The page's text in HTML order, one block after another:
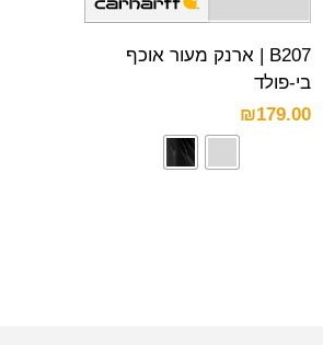
B207 | ארנק מעור אוכף
בי-פולד
₪179.00